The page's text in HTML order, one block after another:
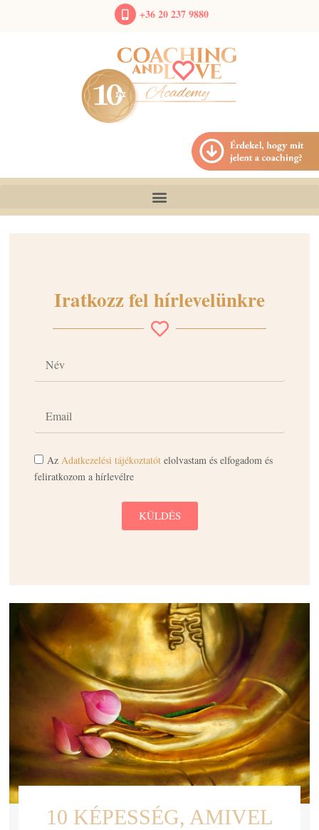
+36 20 237 9880
Iratkozz fel hírlevelünkre
Az Adatkezelési tájékoztatót elolvastam és elfogadom és
feliratkozom a hírlevélre
KÜLDÉS
10 KÉPESSÉG, AMIVEL